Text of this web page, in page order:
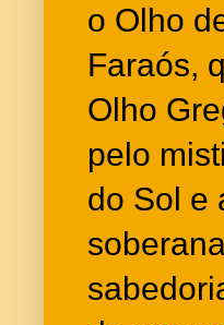
o Olho
Faraós,
Olho
pelo
do Sol e